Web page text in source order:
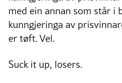
med ein annan som står i
kunngjeringa av
er tøft. Vel.
Suck it up, losers.